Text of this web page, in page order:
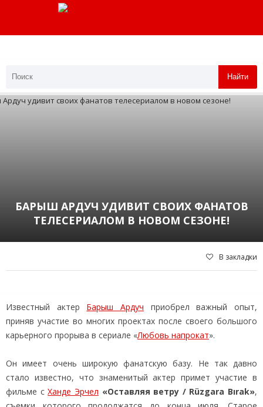
Найти
БАРЫШ АРДУЧ УДИВИТ СВОИХ ФАНАТОВ
ТЕЛЕСЕРИАЛОМ В НОВОМ СЕЗОНЕ!
В закладки
Известный актер Барыш Ардуч приобрел важный опыт,
приняв участие во многих проектах после своего большого
карьерного прорыва в сериале «Любовь напрокат».
Он имеет очень широкую фанатскую базу. Не так давно
стало известно, что знаменитый актер примет участие в
фильме сХанде Эрчел «Оставляя ветру / Rüzgara Bırak»,